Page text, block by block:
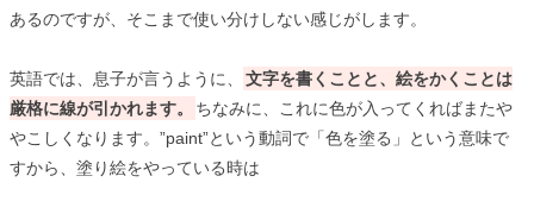
あるのですが、そこまで使い分けしない感じがします。
英語では、息子が言うように、
文字を書くことと、絵をかくことは
厳格に線が引かれます。
ちなみに、これに色が入ってくればまたや
やこしくなります。”paint”という動詞で「色を塗る」という意味で
すから、塗り絵をやっている時は